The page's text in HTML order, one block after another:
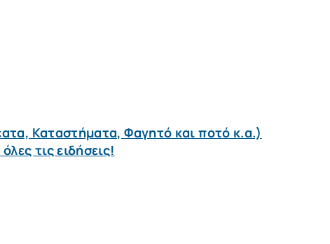
Καταστήματα, Φαγητό και ποτό κ.α.)
τις ειδήσεις!